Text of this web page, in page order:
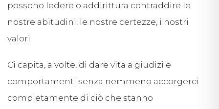
possono ledere o addirittura contraddire le
nostre abitudini, le nostre certezze, i nostri
valori.
Ci capita, a volte, di dare vita a giudizi e
comportamenti senza nemmeno accorgerci
completamente di ciò che stanno